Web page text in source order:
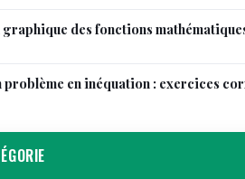
des fonctions
problème en inéquation : exercices